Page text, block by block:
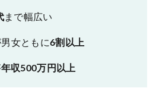
まで幅広い
女ともに6割以上
年収500万円以上